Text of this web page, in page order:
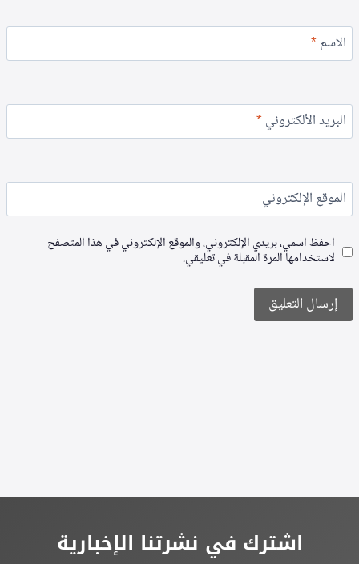
الاسم*
البريد الألكتروني*
الموقع الإلكتروني
احفظ اسمي، بريدي الإلكتروني، والموقع الإلكتروني في هذا المتصفح
لاستخدامها المرة المقبلة في تعليقي.
اشترك في نشرتنا الإخبارية